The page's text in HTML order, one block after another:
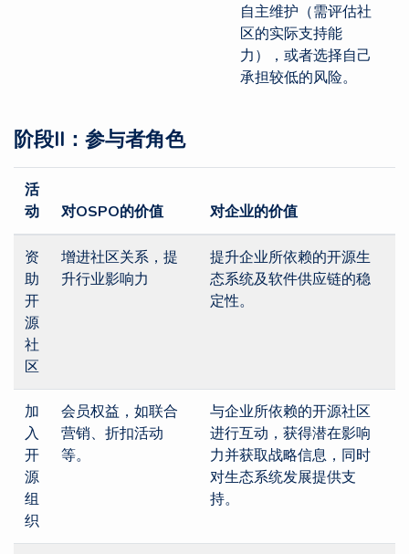
自主维护（需评估社
区的实际支持能
力），或者选择自己
承担较低的风险。
阶段II：参与者角色
活
动
对OSPO的价值 对企业的价值
资
助
开
源
社
区
增进社区关系，提
升行业影响力
提升企业所依赖的开源生
态系统及软件供应链的稳
定性。
加
入
开
源
组
织
会员权益，如联合
营销、折扣活动
等。
与企业所依赖的开源社区
进行互动，获得潜在影响
力并获取战略信息，同时
对生态系统发展提供支
持。